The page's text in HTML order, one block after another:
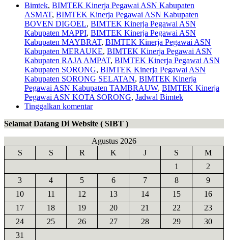
Bimtek, BIMTEK Kinerja Pegawai ASN Kabupaten
ASMAT, BIMTEK Kinerja Pegawai ASN Kabupaten
BOVEN DIGOEL, BIMTEK Kinerja Pegawai ASN
Kabupaten MAPPI, BIMTEK Kinerja Pegawai ASN
Kabupaten MAYBRAT, BIMTEK Kinerja Pegawai ASN
Kabupaten MERAUKE, BIMTEK Kinerja Pegawai ASN
Kabupaten RAJA AMPAT, BIMTEK Kinerja Pegawai ASN
Kabupaten SORONG, BIMTEK Kinerja Pegawai ASN
Kabupaten SORONG SELATAN, BIMTEK Kinerja
Pegawai ASN Kabupaten TAMBRAUW, BIMTEK Kinerja
Pegawai ASN KOTA SORONG, Jadwal Bimtek
Tinggalkan komentar
Selamat Datang Di Website ( SIBT )
Agustus 2026
S
S R K J S
M
1
2
3
4 5 6 7 8
9
10
11 12 13 14 15
16
17
18 19 20 21 22
23
24
25 26 27 28 29
30
31